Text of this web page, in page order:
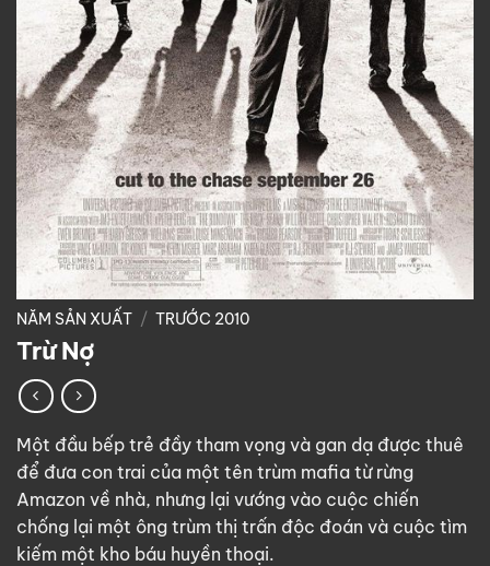
NĂM SẢN XUẤT / TRƯỚC 2010
Trừ Nợ
Một đầu bếp trẻ đầy tham vọng và gan dạ được thuê
để đưa con trai của một tên trùm mafia từ rừng
Amazon về nhà, nhưng lại vướng vào cuộc chiến
chống lại một ông trùm thị trấn độc đoán và cuộc tìm
kiếm một kho báu huyền thoại.